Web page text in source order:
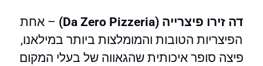
דה זירו פיצרייה (Da Zero Pizzeria)
– אחת
הפיצריות הטובות והמומלצות ביותר במילאנו,
פיצה סופר איכותית שהגאווה של בעלי המקום